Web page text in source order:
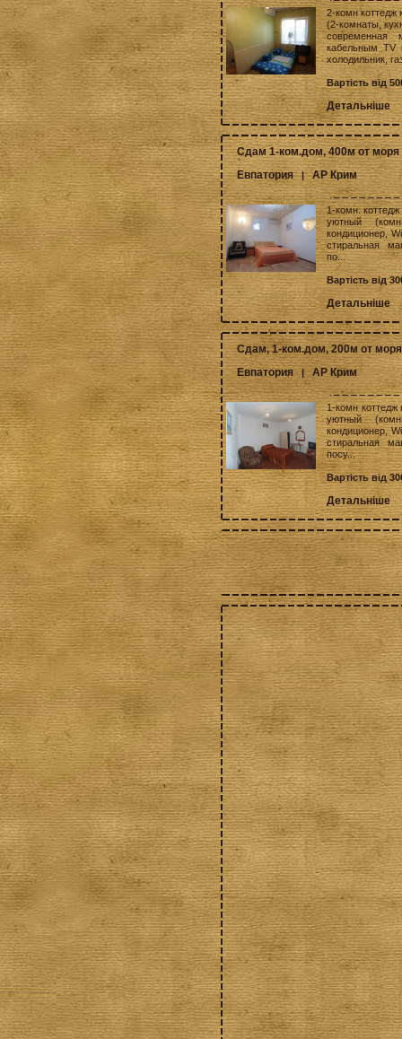
2-комн коттедж
(2-комнаты,
современная
кабельным TV
холодильник,
Вартість від
Детальніше
Сдам 1-ком.дом, 400м от моря
Евпатория |АР Крим
1-комн.
уютный
кондиционер,
стиральная
по...
Вартість від
Детальніше
Сдам, 1-ком.дом, 200м от
Евпатория
| АР Крим
1-комн
уютный
кондиционер,
стиральная
посу...
Вартість від
Детальніше